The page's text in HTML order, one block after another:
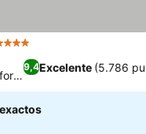
9,4Excelente (5.786